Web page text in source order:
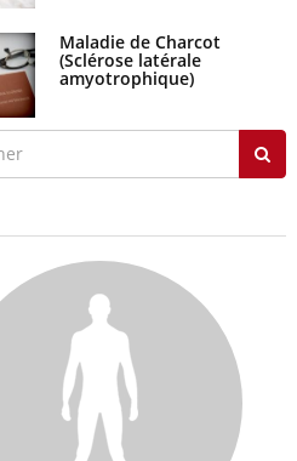
Maladie de Charcot
(Sclérose latérale
amyotrophique)